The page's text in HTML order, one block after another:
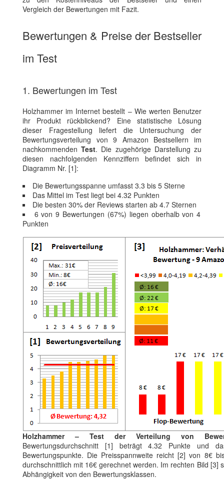
Vergleich der Bewertungen mit Fazit.
Bewertungen & Preise der Bestseller
im Test
1. Bewertungen im Test
Holzhammer im Internet bestellt – Wie werten Benutzer
ihr Produkt rückblickend? Eine statistische Lösung
dieser Fragestellung liefert die Untersuchung der
Bewertungsverteilung von 9 Amazon Bestsellern im
nachkommendenTest. Die zugehörige Darstellung zu
diesen nachfolgenden Kennziffern befindet sich in
Diagramm Nr. [1]:
Die Bewertungsspanne umfasst 3.3 bis 5 Sterne
Das Mittel im Test liegt bei 4.32 Punkten
Die besten 30% der Reviews starten ab 4.7 Sternen
6 von 9 Bewertungen (67%) liegen oberhalb von 4
Punkten
Holzhammer – Test der Verteilung von
Bewertungsdurchschnitt [1] beträgt 4.32 Punkte und
Bewertungspunkte. Die Preisspannweite reicht [2] von 8€
durchschnittlich mit 16€ gerechnet werden. Im rechten Bild [3]
Abhängigkeit von den Bewertungsklassen.